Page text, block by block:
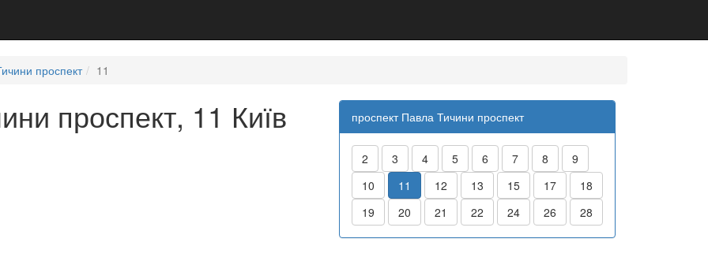
проспект 11
проспект, 11 Київ проспект Павла Тичини проспект
2 3 4 5 6 7 8
9
10
11 12 13 15 17
18
19
20 21 22 24 26 28